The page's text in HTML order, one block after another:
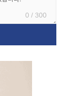
0 / 300